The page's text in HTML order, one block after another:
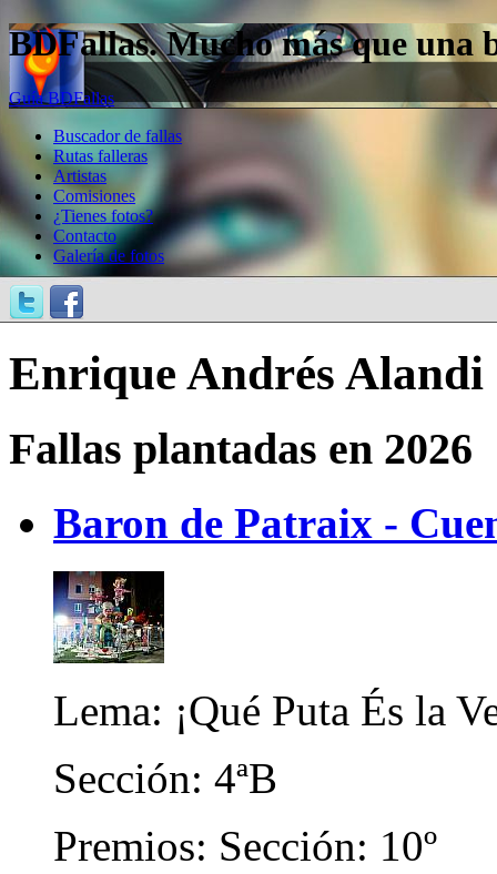
BDFallas. Mucho más que una
Guía BDFallas
Buscador de fallas
Rutas falleras
Artistas
Comisiones
¿Tienes fotos?
Contacto
Galería de fotos
Enrique Andrés Alandi
Fallas plantadas en 2026
Baron de Patraix -
Lema: ¡Qué Puta És la
Sección: 4ªB
Premios: Sección: 10º